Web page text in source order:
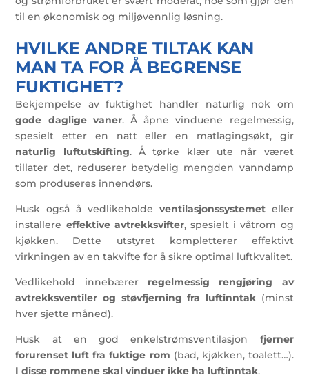
til en økonomisk og miljøvennlig løsning.
HVILKE ANDRE TILTAK KAN
MAN TA FOR Å BEGRENSE
FUKTIGHET?
Bekjempelse av fuktighet handler naturlig nok om
gode daglige vaner. Å åpne vinduene regelmessig,
spesielt etter en natt eller en matlagingsøkt, gir
naturlig luftutskifting. Å tørke klær ute når været
tillater det, reduserer betydelig mengden vanndamp
som produseres innendørs.
Husk også å vedlikeholde ventilasjonssystemeteller
installere effektive avtrekksvifter, spesielt i våtrom og
kjøkken. Dette utstyret kompletterer effektivt
virkningen av en takvifte for å sikre optimal luftkvalitet.
Vedlikehold innebærer regelmessig rengjøring av
avtrekksventiler og støvfjerning fra luftinntak(minst
hver sjette måned).
Husk at en god enkelstrømsventilasjon fjerner
forurenset luft fra fuktige rom (bad, kjøkken, toalett…).
I disse rommene skal vinduer ikke ha luftinntak.